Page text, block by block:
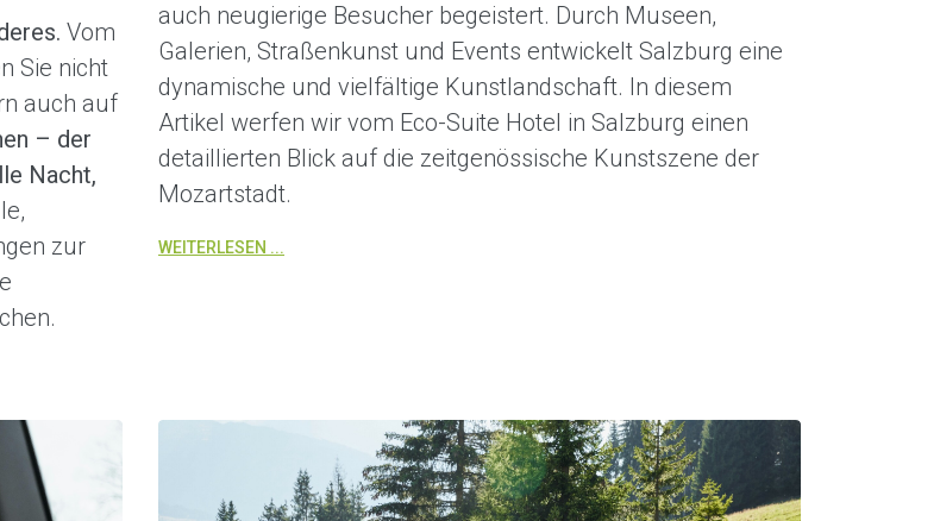
Vom
Sie nicht
auch auf
– der
Nacht,
zur
auch neugierige Besucher begeistert. Durch Museen,
Galerien, Straßenkunst und Events entwickelt Salzburg eine
dynamische und vielfältige Kunstlandschaft. In diesem
Artikel werfen wir vom Eco-Suite Hotel in Salzburg einen
detaillierten Blick auf die zeitgenössische Kunstszene der
Mozartstadt.
WEITERLESEN ...